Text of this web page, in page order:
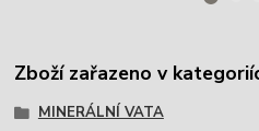
Zboží zařazeno v
MINERÁLNÍ VATA